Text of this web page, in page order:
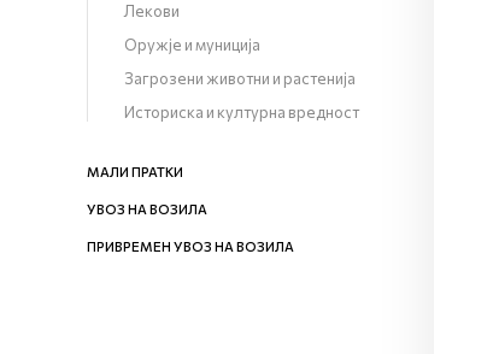
Лекови
Оружје и муниција
Загрозени животни и растенија
Историска и културна вредност
МАЛИ ПРАТКИ
УВОЗ НА ВОЗИЛА
ПРИВРЕМЕН УВОЗ НА ВОЗИЛА